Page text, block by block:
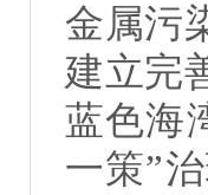
金属污
建立完
蓝色海
一策”